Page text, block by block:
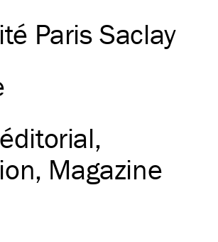
Paris Saclay
Magazine